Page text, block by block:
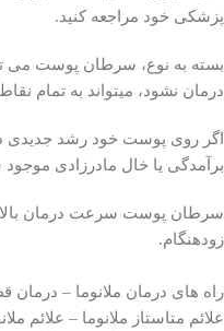
پزشکی خود مراجعه کنید.
بسته به نوع، سرطان پوست می
درمان نشود، میتواند به تمام
اگر روی پوست خود رشد جدیدی
برآمدگی یا خال مادرزادی
سرطان پوست سرعت درمان
زودهنگام.
راه های درمان ملانوما – درمان
علائم متاستاز ملانوما –